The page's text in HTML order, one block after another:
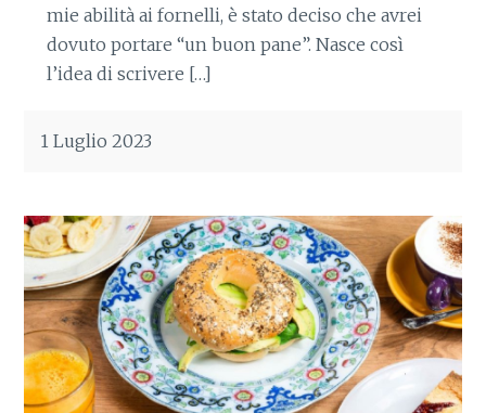
mie abilità ai fornelli, è stato deciso che avrei
dovuto portare “un buon pane”. Nasce così
l’idea di scrivere […]
1 Luglio 2023